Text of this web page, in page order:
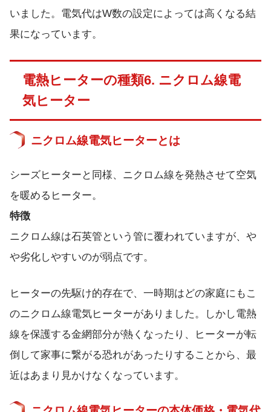
いました。電気代はW数の設定によっては高くなる結
果になっています。
電熱ヒーターの種類6. ニクロム線電
気ヒーター
ニクロム線電気ヒーターとは
シーズヒーターと同様、ニクロム線を発熱させて空気
を暖めるヒーター。
特徴
ニクロム線は石英管という管に覆われていますが、や
や劣化しやすいのが弱点です。
ヒーターの先駆け的存在で、一時期はどの家庭にもこ
のニクロム線電気ヒーターがありました。しかし電熱
線を保護する金網部分が熱くなったり、ヒーターが転
倒して家事に繋がる恐れがあったりすることから、最
近はあまり見かけなくなっています。